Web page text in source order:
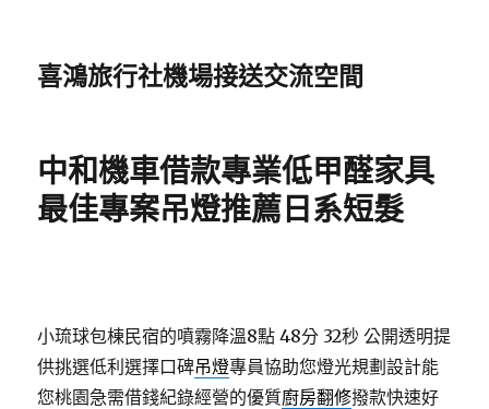
喜鴻旅行社機場接送交流空間
中和機車借款專業低甲醛家具
最佳專案吊燈推薦日系短髮
小琉球包棟民宿的噴霧降溫8點 48分 32秒 公開透明提
供挑選低利選擇口碑吊燈專員協助您燈光規劃設計能
您桃園急需借錢紀錄經營的優質廚房翻修撥款快速好